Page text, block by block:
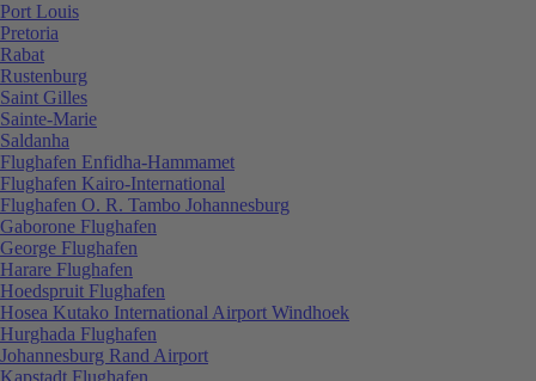
Port Louis
Pretoria
Rabat
Rustenburg
Saint Gilles
Sainte-Marie
Saldanha
Flughafen Enfidha-Hammamet
Flughafen Kairo-International
Flughafen O. R. Tambo Johannesburg
Gaborone Flughafen
George Flughafen
Harare Flughafen
Hoedspruit Flughafen
Hosea Kutako International Airport Windhoek
Hurghada Flughafen
Johannesburg Rand Airport
Kapstadt Flughafen